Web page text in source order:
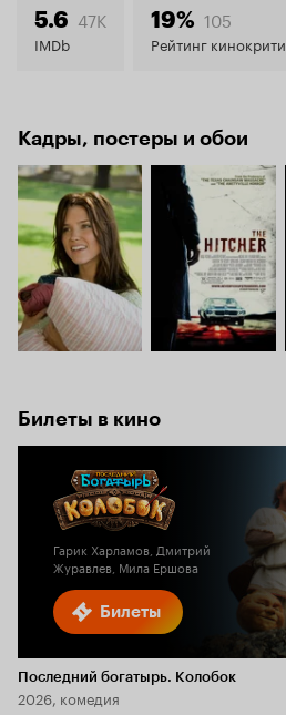
5.6 47K
IMDb
19% 105
Рейтинг
Кадры, постеры и обои
Билеты в кино
Билеты
Гарик Харламов, Дмитрий
Журавлев, Мила Ершова
Последний богатырь. Колобок
2026, комедия